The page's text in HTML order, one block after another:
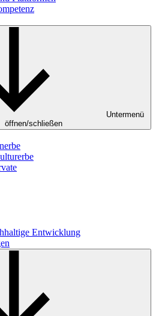
Untermenü
öffnen/schließen
Entwicklung